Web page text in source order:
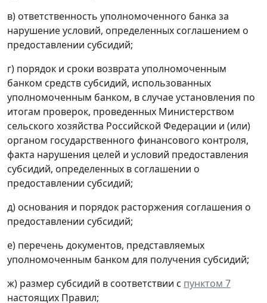
в) ответственность уполномоченного банка за
нарушение условий, определенных соглашением о
предоставлении субсидий;
г) порядок и сроки возврата уполномоченным
банком средств субсидий, использованных
уполномоченным банком, в случае установления по
итогам проверок, проведенных Министерством
сельского хозяйства Российской Федерации и (или)
органом государственного финансового контроля,
факта нарушения целей и условий предоставления
субсидий, определенных в соглашении о
предоставлении субсидий;
д) основания и порядок расторжения соглашения о
предоставлении субсидий;
е) перечень документов, представляемых
уполномоченным банком для получения субсидий;
ж) размер субсидий в соответствии с пунктом 7
настоящих Правил;